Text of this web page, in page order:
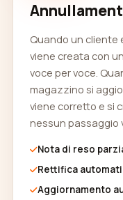
Quando un cliente
viene creata con
voce per voce.
magazzino si
viene corretto e si
nessun passaggio
Nota di reso
Rettifica
Aggiornamento